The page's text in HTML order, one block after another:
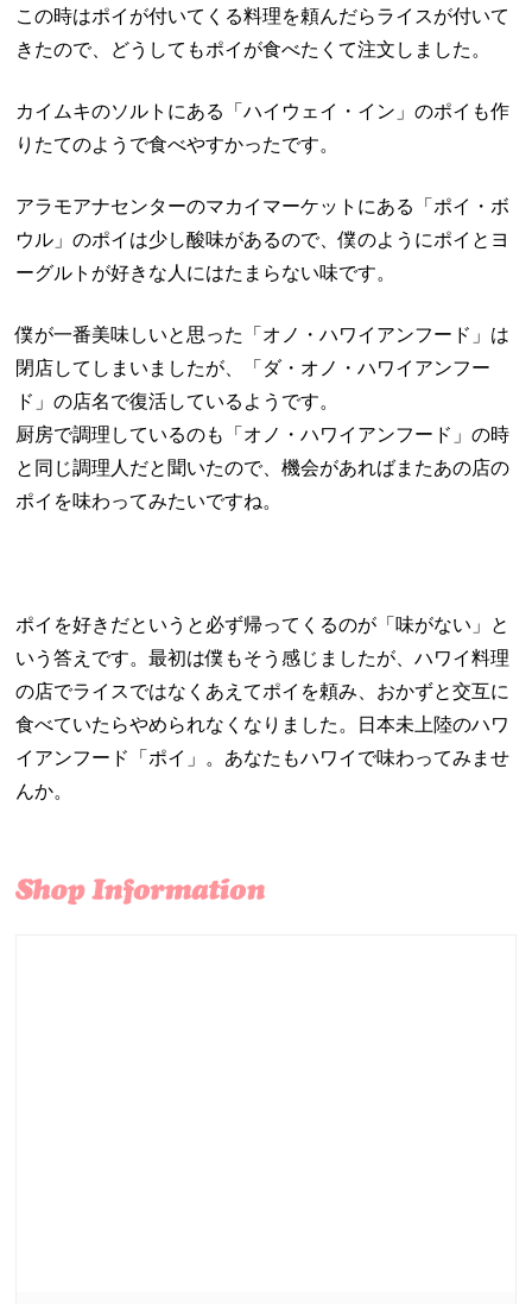
この時はポイが付いてくる料理を頼んだらライスが付いて
きたので、どうしてもポイが食べたくて注文しました。
カイムキのソルトにある「ハイウェイ・イン」のポイも作
りたてのようで食べやすかったです。
アラモアナセンターのマカイマーケットにある「ポイ・ボ
ウル」のポイは少し酸味があるので、僕のようにポイとヨ
ーグルトが好きな人にはたまらない味です。
僕が一番美味しいと思った「オノ・ハワイアンフード」は
閉店してしまいましたが、「ダ・オノ・ハワイアンフー
ド」の店名で復活しているようです。
厨房で調理しているのも「オノ・ハワイアンフード」の時
と同じ調理人だと聞いたので、機会があればまたあの店の
ポイを味わってみたいですね。
ポイを好きだというと必ず帰ってくるのが「味がない」と
いう答えです。最初は僕もそう感じましたが、ハワイ料理
の店でライスではなくあえてポイを頼み、おかずと交互に
食べていたらやめられなくなりました。日本未上陸のハワ
イアンフード「ポイ」。あなたもハワイで味わってみませ
んか。